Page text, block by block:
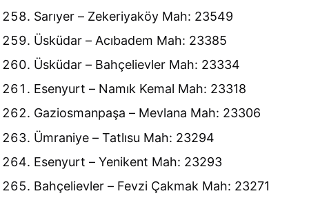
Sarıyer – Zekeriyaköy Mah: 23549
Üsküdar – Acıbadem Mah: 23385
Üsküdar – Bahçelievler Mah: 23334
Esenyurt – Namık Kemal Mah: 23318
Gaziosmanpaşa – Mevlana Mah: 23306
Ümraniye – Tatlısu Mah: 23294
Esenyurt – Yenikent Mah: 23293
Bahçelievler – Fevzi Çakmak Mah: 23271